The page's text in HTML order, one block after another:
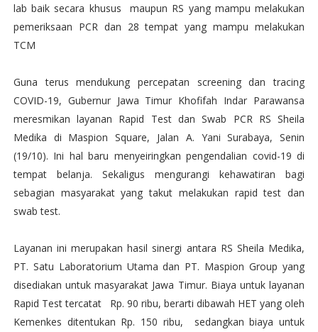
lab baik secara khusus maupun RS yang mampu melakukan
pemeriksaan PCR dan 28 tempat yang mampu melakukan
TCM
Guna terus mendukung percepatan screening dan tracing
COVID-19, Gubernur Jawa Timur Khofifah Indar Parawansa
meresmikan layanan Rapid Test dan Swab PCR RS Sheila
Medika di Maspion Square, Jalan A. Yani Surabaya, Senin
(19/10). Ini hal baru menyeiringkan pengendalian covid-19 di
tempat belanja. Sekaligus mengurangi kehawatiran bagi
sebagian masyarakat yang takut melakukan rapid test dan
swab test.
Layanan ini merupakan hasil sinergi antara RS Sheila Medika,
PT. Satu Laboratorium Utama dan PT. Maspion Group yang
disediakan untuk masyarakat Jawa Timur. Biaya untuk layanan
Rapid Test tercatat Rp. 90 ribu, berarti dibawah HET yang oleh
Kemenkes ditentukan Rp. 150 ribu, sedangkan biaya untuk